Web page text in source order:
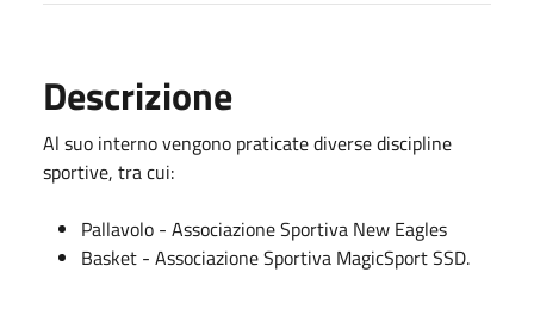
Descrizione
Al suo interno vengono praticate diverse discipline
sportive, tra cui:
Pallavolo - Associazione Sportiva New Eagles
Basket - Associazione Sportiva MagicSport SSD.